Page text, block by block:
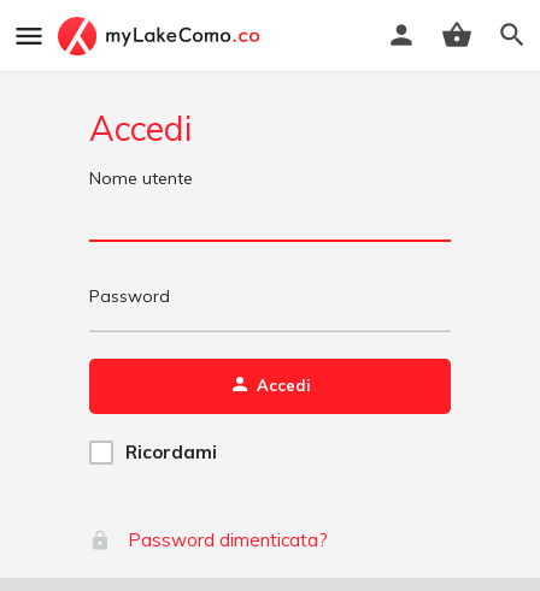
Accedi
Nome utente
Password
Accedi
Ricordami
Password dimenticata?